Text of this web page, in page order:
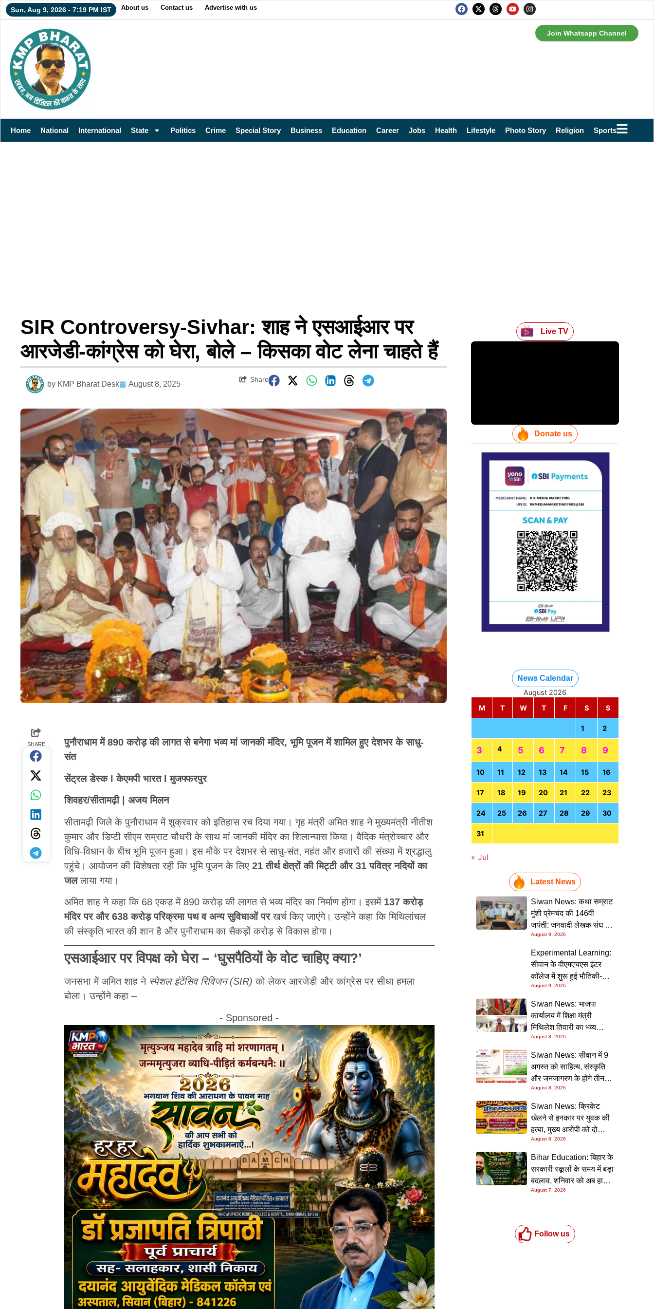
Sun, Aug 9, 2026 - 7:19 PM IST About us Contact us Advertise with us
Join Whatsapp Channel
Home National International State Politics Crime Special Story Business Education Career Jobs Health Lifestyle Photo Story Religion Sports
SIR Controversy-Sivhar: शाह ने एसआईआर पर
आरजेडी-कांग्रेस को घेरा, बोले – किसका वोट लेना चाहते हैं
by KMP Bharat Desk August 8, 2025
Share
SHARE
पुनौराधाम में 890 करोड़ की लागत से बनेगा भव्य मां जानकी मंदिर, भूमि पूजन में शामिल हुए देशभर के साधु-
संत
सेंट्रल डेस्क l केएमपी भारत l मुजफ्फरपुर
शिवहर/सीतामढ़ी | अजय मिलन
सीतामढ़ी जिले के पुनौराधाम में शुक्रवार को इतिहास रच दिया गया। गृह मंत्री अमित शाह ने मुख्यमंत्री नीतीश
कुमार और डिप्टी सीएम सम्राट चौधरी के साथ मां जानकी मंदिर का शिलान्यास किया। वैदिक मंत्रोच्चार और
विधि-विधान के बीच भूमि पूजन हुआ। इस मौके पर देशभर से साधु-संत, महंत और हजारों की संख्या में श्रद्धालु
पहुंचे। आयोजन की विशेषता रही कि भूमि पूजन के लिए 21 तीर्थ क्षेत्रों की मिट्टी और 31 पवित्र नदियों का
जललाया गया।
अमित शाह ने कहा कि 68 एकड़ में 890 करोड़ की लागत से भव्य मंदिर का निर्माण होगा। इसमें 137 करोड़
मंदिर पर और 638 करोड़ परिक्रमा पथ व अन्य सुविधाओं परखर्च किए जाएंगे। उन्होंने कहा कि मिथिलांचल
की संस्कृति भारत की शान है और पुनौराधाम का सैकड़ों करोड़ से विकास होगा।
एसआईआर पर विपक्ष को घेरा – ‘घुसपैठियों के वोट चाहिए क्या?’
जनसभा में अमित शाह ने स्पेशल इंटेंसिव रिविजन (SIR) को लेकर आरजेडी और कांग्रेस पर सीधा हमला
बोला। उन्होंने कहा –
- Sponsored -
Live TV
Donate us
News Calendar
August 2026
M
T W T F S S
1 2
3 4 5 6 7 8 9
10 11 12 13 14 15 16
17 18 19 20 21 22 23
24 25 26 27 28 29 30
31
« Jul
Latest News
Siwan News: कथा सम्राट
मुंशी प्रेमचंद की 146वीं
जयंती: जनवादी लेखक संघ की
संगोष्ठी में वक्ताओं ने कहा-
मौजूदा दौर में प्रेमचंद की
रचनाएं और अधिक प्रासंगिक
August 9, 2026
Experimental Learning:
सीवान के वीएमएचएस इंटर
कॉलेज में शुरू हुई भौतिकी-
रसायन की आधुनिक
प्रयोगशालाएं
August 9, 2026
Siwan News: भाजपा
कार्यालय में शिक्षा मंत्री
मिथिलेश तिवारी का भव्य
स्वागत, बोले- कार्यकर्ता ही
पार्टी की सबसे बड़ी ताकत
August 8, 2026
Siwan News: सीवान में 9
अगस्त को साहित्य, संस्कृति
और जनजागरण के होंगे तीन
बड़े आयोजन
August 8, 2026
Siwan News: क्रिकेट
खेलने से इनकार पर युवक की
हत्या, मुख्य आरोपी को दो
धाराओं में उम्रकैद
August 8, 2026
Bihar Education: बिहार के
सरकारी स्कूलों के समय में बड़ा
बदलाव, शनिवार को अब हाफ
डे रहेगा विद्यालय
August 7, 2026
Follow us